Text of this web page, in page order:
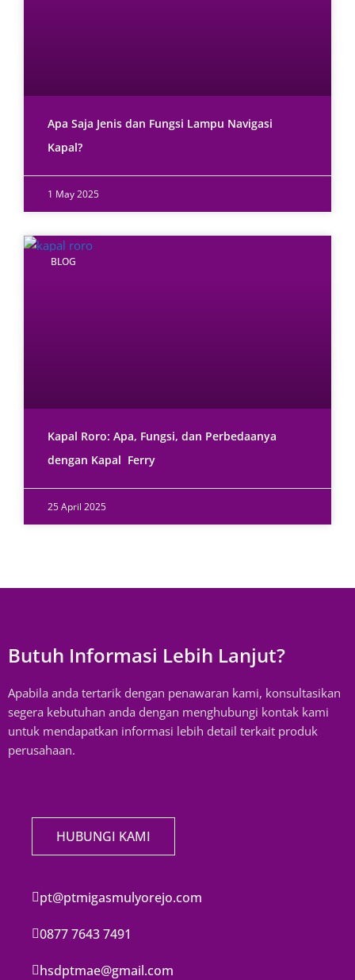
Apa Saja Jenis dan Fungsi Lampu Navigasi
Kapal?
1 May 2025
BLOG
Kapal Roro: Apa, Fungsi, dan Perbedaanya
dengan Kapal Ferry
25 April 2025
Butuh Informasi Lebih Lanjut?
Apabila anda tertarik dengan penawaran kami, konsultasikan
segera kebutuhan anda dengan menghubungi kontak kami
untuk mendapatkan informasi lebih detail terkait produk
perusahaan.
HUBUNGI KAMI
pt@ptmigasmulyorejo.com
0877 7643 7491
hsdptmae@gmail.com